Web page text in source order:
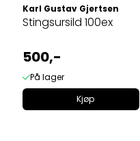
Karl Gustav Gjertsen
Stingsursild 100ex
500,-
På lager
Kjøp